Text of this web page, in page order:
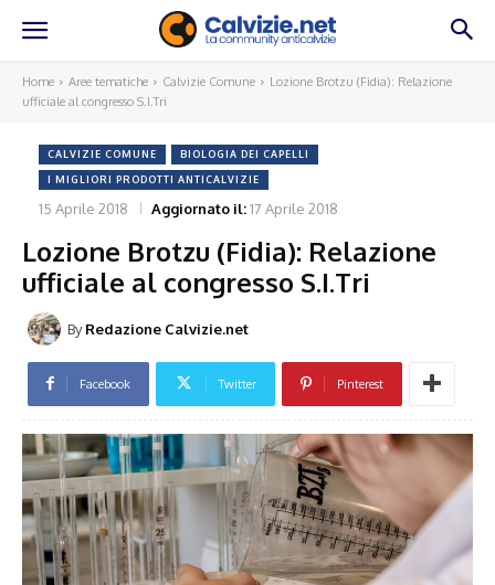
Home Aree tematiche Calvizie Comune
Lozione Brotzu (Fidia): Relazione
ufficiale al congresso S.I.Tri
CALVIZIE COMUNE BIOLOGIA DEI CAPELLI
I MIGLIORI PRODOTTI ANTICALVIZIE
15 Aprile 2018 Aggiornato il:17 Aprile 2018
Lozione Brotzu (Fidia): Relazione
ufficiale al congresso S.I.Tri
By Redazione Calvizie.net
Facebook Twitter Pinterest